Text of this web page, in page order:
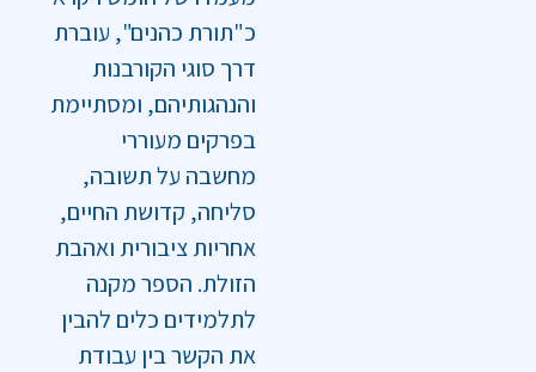
כ"תורת כהנים", עוברת
דרך סוגי הקורבנות
והנהגותיהם, ומסתיימת
בפרקים מעוררי
מחשבה על תשובה,
סליחה, קדושת החיים,
אחריות ציבורית ואהבת
הזולת. הספר מקנה
לתלמידים כלים להבין
את הקשר בין עבודת